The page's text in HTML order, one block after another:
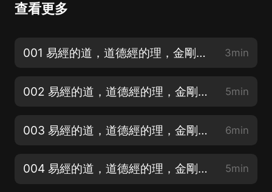
查看更多
001 易經的道，道德經的理，金剛經的法 前言 3min
002 易經的道，道德經的理，金剛經的法 （上）易經的道 變易、簡易、不易 5min
003 易經的道，道德經的理，金剛經的法 （上）易經的道 窮則變，變則通 6min
004 易經的道，道德經的理，金剛經的法 無平不陂，無往不復 5min